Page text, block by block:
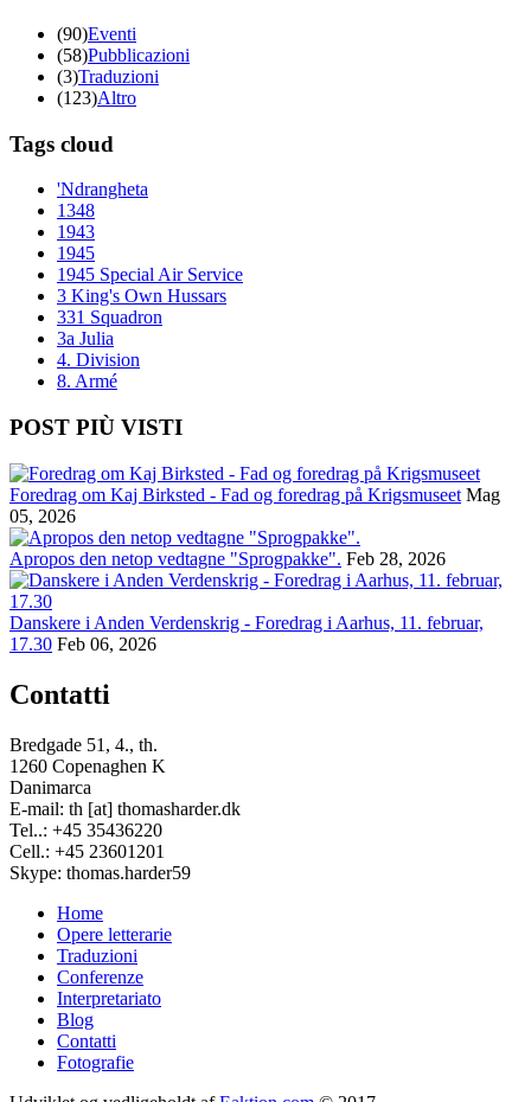
(90)Eventi
(58)Pubblicazioni
(3)Traduzioni
(123)Altro
Tags cloud
'Ndrangheta
1348
1943
1945
1945 Special Air Service
3 King's Own Hussars
331 Squadron
3a Julia
4. Division
8. Armé
POST PIÙ VISTI
Foredrag om Kaj Birksted - Fad og foredrag på Krigsmuseet Mag
05, 2026
Apropos den netop vedtagne "Sprogpakke". Feb 28, 2026
Danskere i Anden Verdenskrig - Foredrag i Aarhus, 11. februar,
17.30 Feb 06, 2026
Contatti
Bredgade 51, 4., th.
1260 Copenaghen K
Danimarca
E-mail: th [at] thomasharder.dk
Tel..: +45 35436220
Cell.: +45 23601201
Skype: thomas.harder59
Footer
menu
Home
Opere letterarie
Traduzioni
Conferenze
Interpretariato
Blog
Contatti
Fotografie